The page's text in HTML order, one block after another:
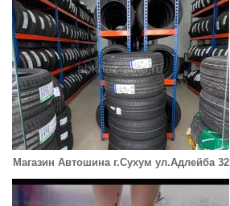
Магазин Автошина г.Сухум ул.Адлейба 32